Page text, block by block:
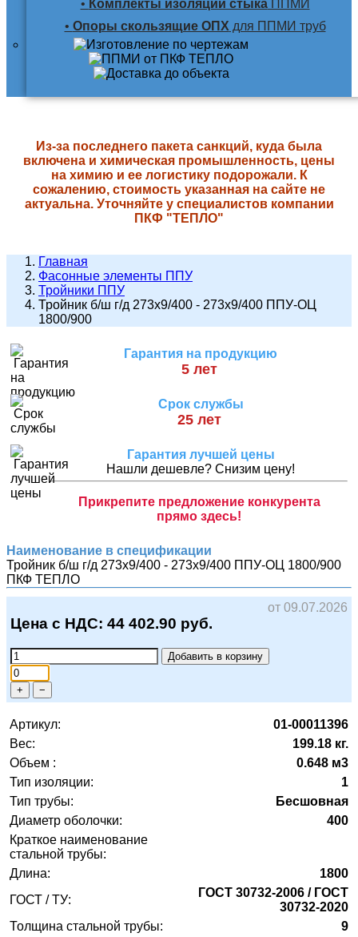
• Комплекты изоляции стыкаППМИ
• Опоры скользящие ОПХ для ППМИ труб
Из-за последнего пакета санкций, куда была
включена и химическая промышленность, цены
на химию и ее логистику подорожали. К
сожалению, стоимость указанная на сайте не
актуальна. Уточняйте у специалистов компании
ПКФ "ТЕПЛО"
Главная
Фасонные элементы ППУ
Тройники ППУ
Тройник б/ш г/д 273х9/400 - 273х9/400 ППУ-ОЦ
1800/900
Гарантия на продукцию
5 лет
Срок службы
25 лет
Гарантия лучшей цены
Нашли дешевле? Снизим цену!
Прикрепите предложение конкурента
прямо здесь!
Наименование в спецификации
Тройник б/ш г/д 273х9/400 - 273х9/400 ППУ-ОЦ 1800/900
ПКФ ТЕПЛО
от 09.07.2026
Цена с НДС: 44 402.90 руб.
Добавить в корзину
+ −
Артикул:
01-00011396
Вес:
199.18 кг.
Объем :
0.648 м3
Тип изоляции:
1
Тип трубы:
Бесшовная
Диаметр оболочки:
400
Краткое наименование
стальной трубы:
Длина:
1800
ГОСТ / ТУ:
ГОСТ 30732-2006 / ГОСТ
30732-2020
Толщина стальной трубы:
9